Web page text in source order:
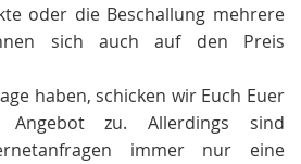
oder die Beschallung mehrere
sich auch auf den Preis
haben, schicken wir Euch Euer
Angebot zu. Allerdings sind
immer nur eine